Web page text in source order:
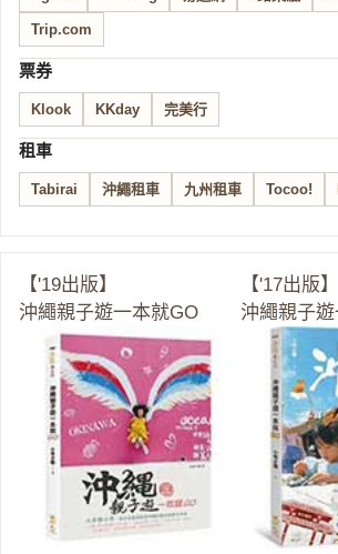
Trip.com
票券
Klook KKday 完美行
租車
Tabirai 沖繩租車 九州租車 Tocoo!
【'19出版】
沖繩親子遊一本就GO
【'17出版】
沖繩親子